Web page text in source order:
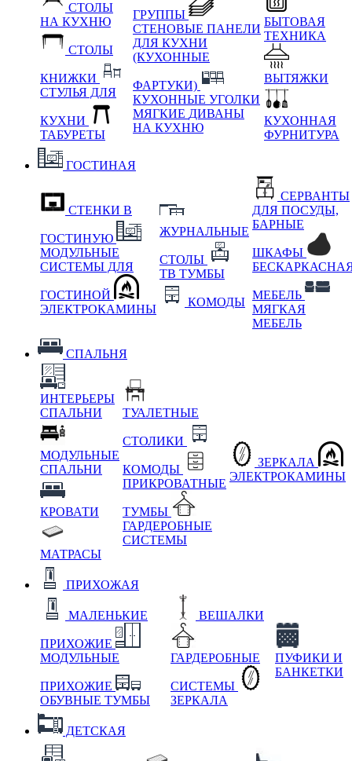
СТОЛЫ
НА КУХНЮ
СТОЛЫ
КНИЖКИ
СТУЛЬЯ ДЛЯ
КУХНИ
ТАБУРЕТЫ
ГРУППЫ
СТЕНОВЫЕ ПАНЕЛИ
ДЛЯ КУХНИ
(КУХОННЫЕ
ФАРТУКИ)
КУХОННЫЕ УГОЛКИ
МЯГКИЕ ДИВАНЫ
НА КУХНЮ
БЫТОВАЯ
ТЕХНИКА
ВЫТЯЖКИ
КУХОННАЯ
ФУРНИТУРА
ГОСТИНАЯ
СТЕНКИ В
ГОСТИНУЮ
МОДУЛЬНЫЕ
СИСТЕМЫ ДЛЯ
ГОСТИНОЙ
ЭЛЕКТРОКАМИНЫ
ЖУРНАЛЬНЫЕ
СТОЛЫ
ТВ ТУМБЫ
КОМОДЫ
СЕРВАНТЫ
ДЛЯ ПОСУДЫ,
БАРНЫЕ
ШКАФЫ
МЕБЕЛЬ
МЯГКАЯ
МЕБЕЛЬ
СПАЛЬНЯ
ИНТЕРЬЕРЫ
СПАЛЬНИ
МОДУЛЬНЫЕ
СПАЛЬНИ
КРОВАТИ
МАТРАСЫ
ТУАЛЕТНЫЕ
СТОЛИКИ
КОМОДЫ
ПРИКРОВАТНЫЕ
ТУМБЫ
ГАРДЕРОБНЫЕ
СИСТЕМЫ
ЗЕРКАЛА
ЭЛЕКТРОКАМИНЫ
ПРИХОЖАЯ
МАЛЕНЬКИЕ
ПРИХОЖИЕ
МОДУЛЬНЫЕ
ПРИХОЖИЕ
ОБУВНЫЕ ТУМБЫ
ВЕШАЛКИ
ГАРДЕРОБНЫЕ
СИСТЕМЫ
ЗЕРКАЛА
ПУФИКИ И
БАНКЕТКИ
ДЕТСКАЯ